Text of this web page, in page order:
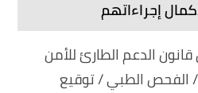
إجراءاتهم
الدعم الطارئ للأمن
/ الفحص الطبي / توقيع